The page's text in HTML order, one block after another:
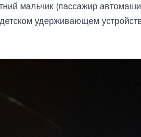
мальчик (пассажир
удерживающем